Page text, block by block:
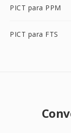
PICT para PPM
PICT para FTS